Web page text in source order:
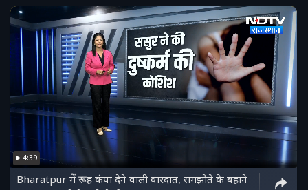
4:39
Bharatpur में रूह कंपा देने वाली वारदात, समझौते के बहाने